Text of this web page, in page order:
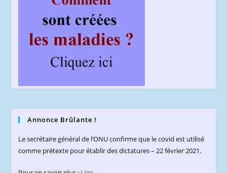
Annonce Brûlante !
Le secrétaire général de l’ONU confirme que le covid est utilisé
comme prétexte pour établir des dictatures – 22 février 2021.